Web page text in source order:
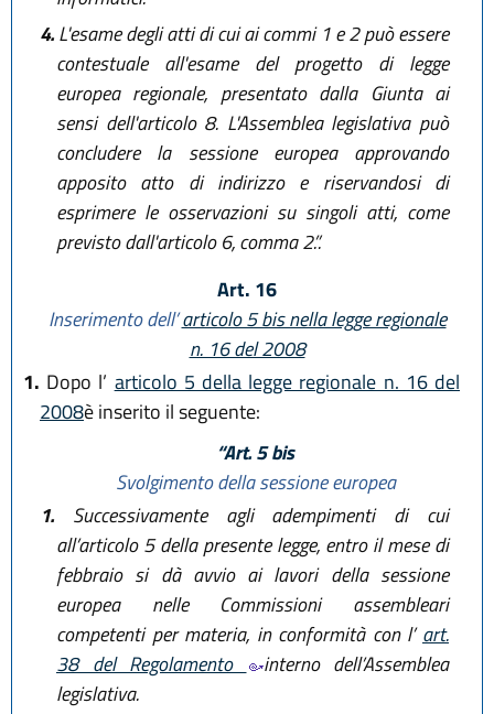
4.L'esame degli atti di cui ai commi 1 e 2 può essere
contestuale all'esame del progetto di legge
europea regionale, presentato dalla Giunta ai
sensi dell'articolo 8. L'Assemblea legislativa può
concludere la sessione europea approvando
apposito atto di indirizzo e riservandosi di
esprimere le osservazioni su singoli atti, come
previsto dall'articolo 6, comma 2.”.
Art. 16
Inserimento dell’articolo 5 bis nella legge regionale
n. 16 del 2008
1. Dopo l’ articolo 5 della legge regionale n. 16 del
2008è inserito il seguente:
“Art. 5 bis
Svolgimento della sessione europea
1.Successivamente agli adempimenti di cui
all’articolo 5 della presente legge, entro il mese di
febbraio si dà avvio ai lavori della sessione
europea nelle Commissioni assembleari
competenti per materia, in conformità con l’art.
38 del Regolamento
interno dell’Assemblea
legislativa.